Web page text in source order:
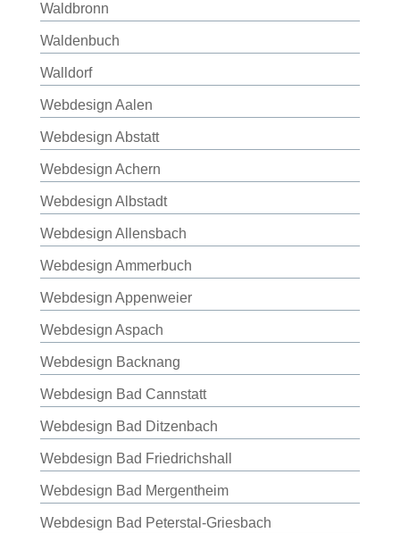
Waldbronn
Waldenbuch
Walldorf
Webdesign Aalen
Webdesign Abstatt
Webdesign Achern
Webdesign Albstadt
Webdesign Allensbach
Webdesign Ammerbuch
Webdesign Appenweier
Webdesign Aspach
Webdesign Backnang
Webdesign Bad Cannstatt
Webdesign Bad Ditzenbach
Webdesign Bad Friedrichshall
Webdesign Bad Mergentheim
Webdesign Bad Peterstal-Griesbach